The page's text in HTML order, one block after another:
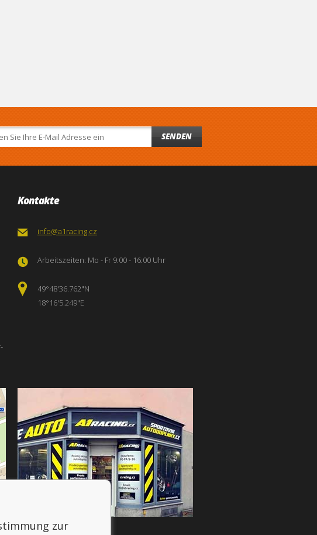
SENDEN
Kontakte
info@a1racing.cz
Arbeitszeiten: Mo - Fr 9:00 - 16:00 Uhr
49°48'36.762"N
18°16'5.249"E
zur